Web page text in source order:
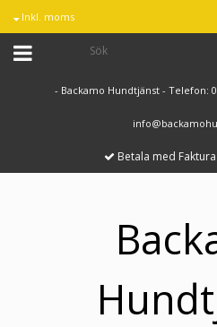
Inkl. moms
- Backamo Hundtjänst - Telefon:
Betala med